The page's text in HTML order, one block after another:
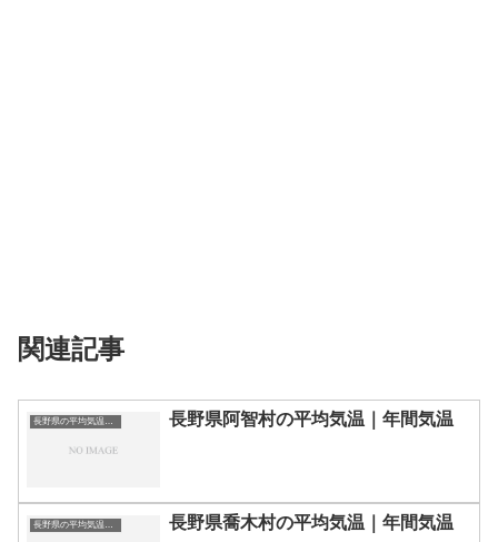
関連記事
長野県の平均気温まとめ 長野県阿智村の平均気温｜年間気温
長野県の平均気温まとめ 長野県喬木村の平均気温｜年間気温